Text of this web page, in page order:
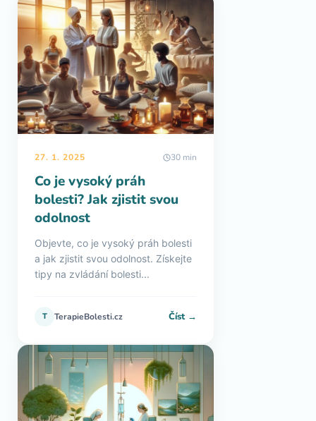
27. 1. 2025 30 min
Co je vysoký práh
bolesti? Jak zjistit svou
odolnost
Objevte, co je vysoký práh bolesti
a jak zjistit svou odolnost. Získejte
tipy na zvládání bolesti...
T TerapieBolesti.cz Číst →